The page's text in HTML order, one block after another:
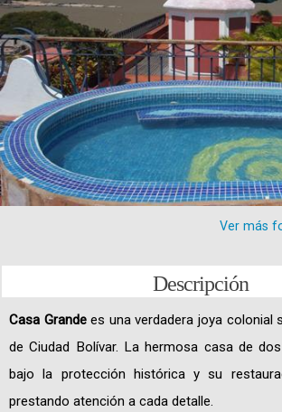
Ver más
Descripción
Casa Grandees una verdadera joya colonial
de Ciudad Bolívar. La hermosa casa de
bajo la protección histórica y su
prestando atención a cada detalle.